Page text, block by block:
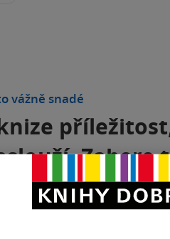
vážně snadé
Zabere
minut